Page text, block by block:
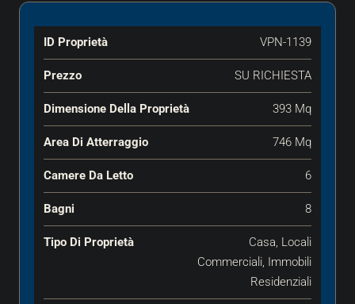
ID Proprietà VPN-1139
Prezzo SU RICHIESTA
Dimensione Della Proprietà 393 Mq
Area Di Atterraggio 746 Mq
Camere Da Letto 6
Bagni 8
Tipo Di Proprietà
Casa, Locali
Commerciali, Immobili
Residenziali